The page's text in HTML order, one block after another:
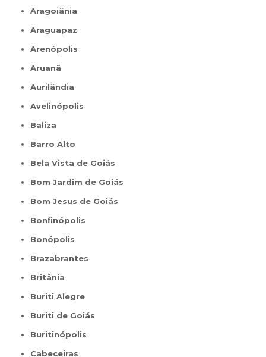
Aragoiânia
Araguapaz
Arenópolis
Aruanã
Aurilândia
Avelinópolis
Baliza
Barro Alto
Bela Vista de Goiás
Bom Jardim de Goiás
Bom Jesus de Goiás
Bonfinópolis
Bonópolis
Brazabrantes
Britânia
Buriti Alegre
Buriti de Goiás
Buritinópolis
Cabeceiras